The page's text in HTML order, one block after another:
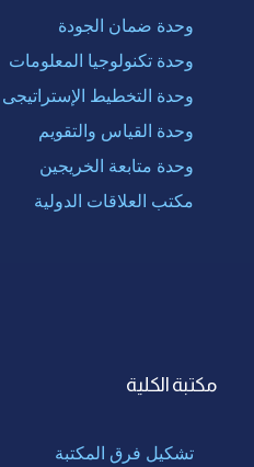
وحدة ضمان الجودة
وحدة تكنولوجيا المعلومات
وحدة التخطيط الإستراتيجى
وحدة القياس والتقويم
وحدة متابعة الخريجين
مكتب العلاقات الدولية
مكتبة الكلية
تشكيل فرق المكتبة